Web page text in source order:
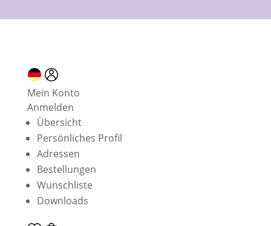
Mein Konto
Anmelden
Übersicht
Persönliches Profil
Adressen
Bestellungen
Wunschliste
Downloads